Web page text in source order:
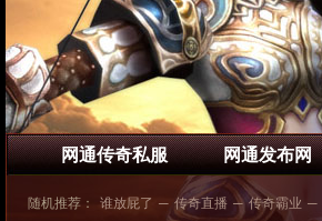
网通传奇私服 网通发布网
随机推荐： 谁放屁了 ─ 传奇直播 ─ 传奇霸业 ─